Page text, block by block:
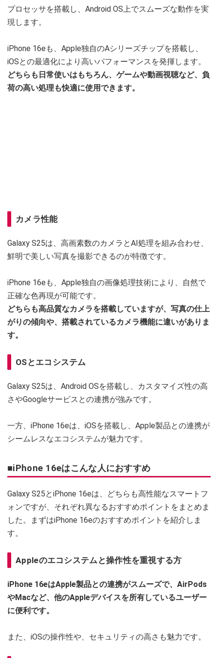
プロセッサを搭載し、Android OS上でスムーズな動作を実
現します。
iPhone 16eも、Apple独自のAシリーズチップを搭載し、
iOSとの最適化により高いパフォーマンスを発揮します。
どちらも日常使いはもちろん、ゲームや動画視聴など、負
荷の高い処理も快適に使用できます。
カメラ性能
Galaxy S25は、高画素数のカメラとAI処理を組み合わせ、
鮮明で美しい写真を撮影できるのが特徴です。
iPhone 16eも、Apple独自の画像処理技術により、自然で
正確な色再現が可能です。
どちらも高品質なカメラを搭載していますが、写真の仕上
がりの傾向や、搭載されているカメラ機能に違いがありま
す。
OSとエコシステム
Galaxy S25は、Android OSを搭載し、カスタマイズ性の高
さやGoogleサービスとの連携が強みです。
一方、iPhone 16eは、iOSを搭載し、Apple製品との連携が
シームレスなエコシステムが魅力です。
■iPhone 16eはこんな人におすすめ
Galaxy S25とiPhone 16eは、どちらも高性能なスマートフ
ォンですが、それぞれ異なるおすすめポイントをまとめま
した。まずはiPhone 16eのおすすめポイントを紹介しま
す。
Appleのエコシステムと操作性を重視する方
iPhone 16eはApple製品との連携がスムーズで、AirPods
やMacなど、他のAppleデバイスを所有しているユーザー
に便利です。
また、iOSの操作性や、セキュリティの高さも魅力です。